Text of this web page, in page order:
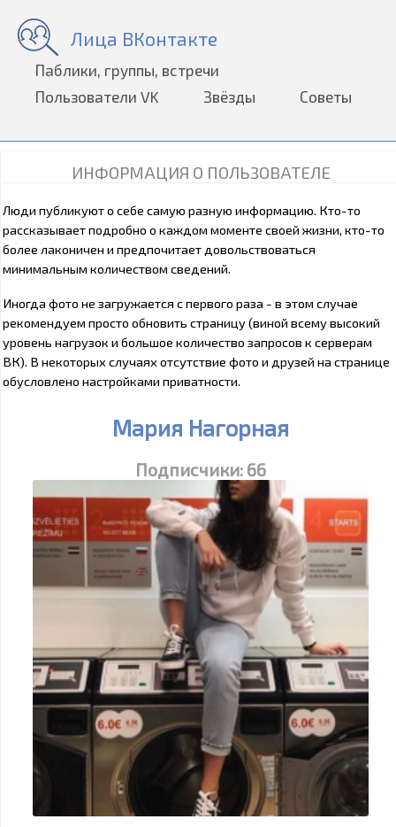
Лица ВКонтакте
Паблики, группы, встречи
Пользователи VK
Звёзды Советы
ИНФОРМАЦИЯ О ПОЛЬЗОВАТЕЛЕ
Люди публикуют о себе самую разную информацию. Кто-то
рассказывает подробно о каждом моменте своей жизни, кто-то
более лаконичен и предпочитает довольствоваться
минимальным количеством сведений.
Иногда фото не загружается с первого раза - в этом случае
рекомендуем просто обновить страницу (виной всему высокий
уровень нагрузок и большое количество запросов к серверам
ВК). В некоторых случаях отсутствие фото и друзей на странице
обусловлено настройками приватности.
Мария Нагорная
Подписчики: 66